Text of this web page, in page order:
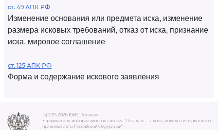
ст. 49 АПК РФ
Изменение основания или предмета иска, изменение
размера исковых требований, отказ от иска, признание
иска, мировое соглашение
ст. 125 АПК РФ
Форма и содержание искового заявления
(c) 2015-2026 ЮИС Легалакт
Юридическая информационная система "Легалакт - законы, кодексы и нормативно-
правовые акты Российской Федерации"